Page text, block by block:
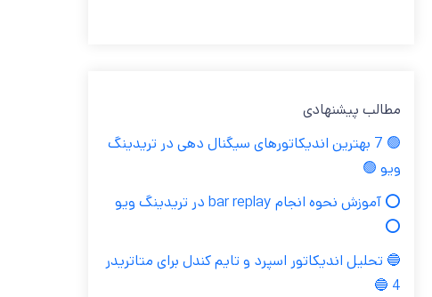
مطالب پیشنهادی
🟢 7 بهترین اندیکاتورهای سیگنال دهی در تریدینگ
ویو 🟢
⭕ آموزش نحوه انجام bar replay در تریدینگ ویو
⭕
🔵 تحلیل اندیکاتور اسپرد و تایم کندل برای متاتریدر
4 🔵